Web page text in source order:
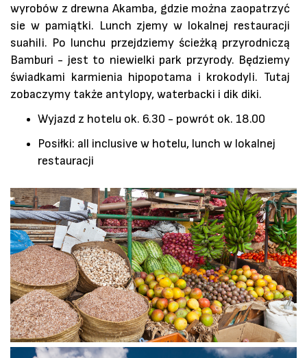
wyrobów z drewna Akamba, gdzie można zaopatrzyć
sie w pamiątki. Lunch zjemy w lokalnej restauracji
suahili. Po lunchu przejdziemy ścieżką przyrodniczą
Bamburi - jest to niewielki park przyrody. Będziemy
świadkami karmienia hipopotama i krokodyli. Tutaj
zobaczymy także antylopy, waterbacki i dik diki.
Wyjazd z hotelu ok. 6.30 - powrót ok. 18.00
Posiłki: all inclusive w hotelu, lunch w lokalnej
restauracji